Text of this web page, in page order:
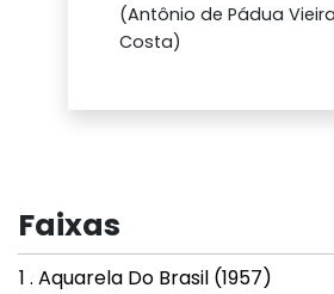
(Antônio de Pádua
Costa)
Faixas
1 . Aquarela Do Brasil (1957)